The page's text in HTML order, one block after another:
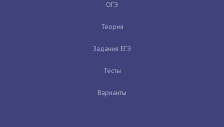
ОГЭ
Теория
Задания ЕГЭ
Тесты
Варианты